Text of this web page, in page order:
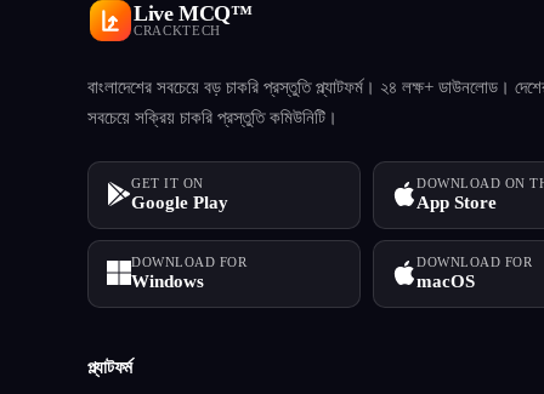
Live MCQ™
CRACKTECH
বাংলাদেশের সবচেয়ে বড় চাকরি প্রস্তুতি প্ল্যাটফর্ম। ২৪ লক্ষ+ ডাউনলোড।
সবচেয়ে সক্রিয় চাকরি প্রস্তুতি কমিউনিটি।
GET IT ON
Google Play
DOWNLOAD ON
App Store
DOWNLOAD FOR
Windows
DOWNLOAD FOR
macOS
প্ল্যাটফর্ম